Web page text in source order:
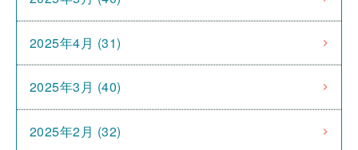
2025年4月 (31)
2025年3月 (40)
2025年2月 (32)